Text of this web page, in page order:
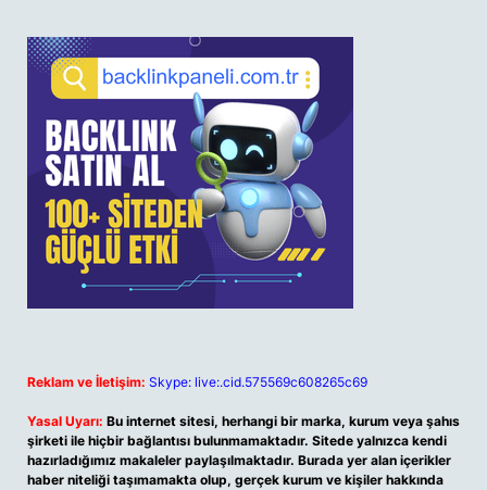
Reklam ve İletişim: Skype: live:.cid.575569c608265c69
Yasal Uyarı: Bu internet sitesi, herhangi bir marka, kurum veya şahıs
şirketi ile hiçbir bağlantısı bulunmamaktadır. Sitede yalnızca kendi
hazırladığımız makaleler paylaşılmaktadır. Burada yer alan içerikler
haber niteliği taşımamakta olup, gerçek kurum ve kişiler hakkında